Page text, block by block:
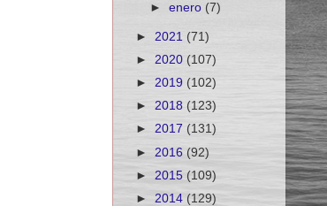
►enero (7)
► 2021 (71)
► 2020 (107)
► 2019 (102)
► 2018 (123)
► 2017 (131)
► 2016 (92)
► 2015 (109)
► 2014 (129)